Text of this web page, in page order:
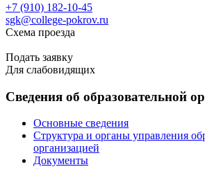
+7 (910) 182-10-45
sgk@college-pokrov.ru
Схема проезда
Подать заявку
Для слабовидящих
Сведения об образовательной
Основные сведения
Структура и органы управления
организацией
Документы